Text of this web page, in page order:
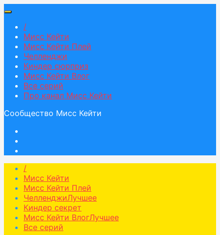
/
Мисс Кейти
Мисс Кейти Плей
Челленджи
Киндер сюрприз
Мисс Кейти Влог
Все серий
Про канал Мисс Кейти
Сообщество Мисс Кейти
/
Мисс Кейти
Мисс Кейти Плей
ЧелленджиЛучшее
Киндер секрет
Мисс Кейти ВлогЛучшее
Все серий